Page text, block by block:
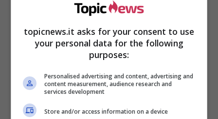
Andrea Iannone prima e dopo i rotocchini
La foto appare sul web e stupisce tutti: mostra
un chiaro ritoccoalle labbra che è impossibile
non notare. In molti hanno pensato che
ultimo fidanzamento con la showgirl Belen
topicnews.it asks for your consent to use
your personal data for the following
purposes:
Personalised advertising and content, advertising and
content measurement, audience research and
services development
Store and/or access information on a device